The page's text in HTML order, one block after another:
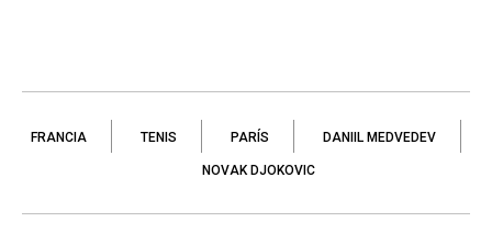
FRANCIA TENIS PARÍS DANIIL MEDVEDEV
NOVAK DJOKOVIC